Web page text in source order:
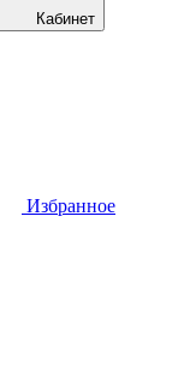
Кабинет
Избранное